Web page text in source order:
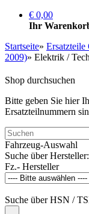
€ 0,00
Ihr
Startseite» Ersatzteile
2009)» Elektrik /
Shop durchsuchen
Bitte geben Sie hier
Ersatzteilnummern
Fahrzeug-Auswahl
Suche über Hersteller:
Fz.- Hersteller
Suche über HSN /